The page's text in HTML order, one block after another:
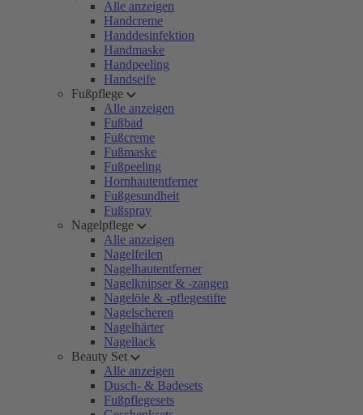
Alle anzeigen
Handcreme
Handdesinfektion
Handmaske
Handpeeling
Handseife
Fußpflege
Alle anzeigen
Fußbad
Fußcreme
Fußmaske
Fußpeeling
Hornhautentferner
Fußgesundheit
Fußspray
Nagelpflege
Alle anzeigen
Nagelfeilen
Nagelhautentferner
Nagelknipser & -zangen
Nagelöle & -pflegestifte
Nagelscheren
Nagelhärter
Nagellack
Beauty Set
Alle anzeigen
Dusch- & Badesets
Fußpflegesets